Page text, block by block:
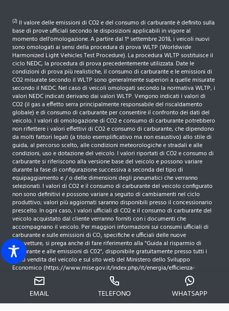
(2) Il valore delle emissioni di CO2 e del consumo di carburante è definito sulla
base di prove ufficiali secondo le disposizioni applicabili in vigore al
momento dell'omologazione. A partire dal 1° settembre 2018, i veicoli nuovi
sono omologati ai sensi della procedura di prova WLTP (Worldwide
Harmonized Light Vehicles Test Procedure). La procedura WLTP sostituisce il
ciclo NEDC, la procedura di prova precedentemente utilizzata. Date le
condizioni di prova più realistiche, il consumo di carburante e le emissioni di
CO2 misurate secondo il WLTP sono generalmente superiori a quelle misurate
secondo il NEDC. Nel caso di veicoli omologati secondo la normativa WLTP, i
valori NEDC indicati derivano dai valori WLTP. Vengono indicati i valori di
CO2 (il gas a effetto serra principalmente responsabile del riscaldamento
globale) e di consumo di carburante per consentire il confronto dei dati del
veicolo. I valori di omologazione di CO2 e consumo di carburante potrebbero
non riflettere i valori effettivi di CO2 e consumo di carburante, che dipendono
da molti fattori legati (a titolo esemplificativo ma non esaustivo) allo stile di
guida, al percorso scelto, alle condizioni meteorologiche e stradali e alle
condizioni, uso e dotazione del veicolo. I valori riportati di CO2 e consumo di
carburante si riferiscono alla versione base del veicolo e possono variare
durante la fase di configurazione successiva a seconda del tipo di
equipaggiamento e / o delle dimensioni degli pneumatici che verranno
selezionati. I valori di CO2 e il consumo di carburante del veicolo configurato
non sono definitivi e possono variare a seguito di cambiamenti nel ciclo
produttivo; valori più aggiornati saranno disponibili presso il concessionario
prescelto. In ogni caso, i valori ufficiali di CO2 e il consumo di carburante del
veicolo acquistato dal cliente verranno forniti con i documenti che
accompagnano il veicolo. Per maggiori informazioni sui consumi ufficiali di
carburante e sulle emissioni di CO₂ specifiche e ufficiali delle nuove
autovetture, si prega anche di fare riferimento alla "Guida al risparmio di
carburante e alle emissioni di C02", disponibile gratuitamente presso tutti i
punti vendita del veicolo e sul sito web del Ministero dello Sviluppo
Economico (https://www.mise.gov.it/index.php/it/energia/efficienza-
energetica?id=2034948-guida-al-risparmio-di-carburanti-e-alle-emissioni-di-
c02-edizione-2016). Se il motore è omologato WLTP, ai fini della verifica
dell'eventuale applicazione dell'Ecotassa / Ecobonus vi invitiamo a verificare il
valore NEDC "Emissioni di CO 2" e la "Tabella consumi ed emissioni NEDC"
EMAIL TELEFONO WHATSAPP